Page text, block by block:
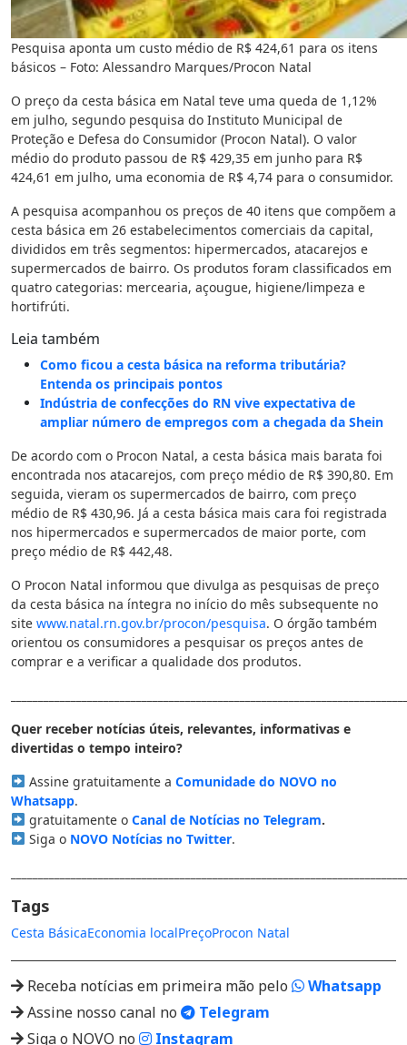
Pesquisa aponta um custo médio de R$ 424,61 para os itens
básicos – Foto: Alessandro Marques/Procon Natal
O preço da cesta básica em Natal teve uma queda de 1,12%
em julho, segundo pesquisa do Instituto Municipal de
Proteção e Defesa do Consumidor (Procon Natal). O valor
médio do produto passou de R$ 429,35 em junho para R$
424,61 em julho, uma economia de R$ 4,74 para o consumidor.
A pesquisa acompanhou os preços de 40 itens que compõem a
cesta básica em 26 estabelecimentos comerciais da capital,
divididos em três segmentos: hipermercados, atacarejos e
supermercados de bairro. Os produtos foram classificados em
quatro categorias: mercearia, açougue, higiene/limpeza e
hortifrúti.
Leia também
Como ficou a cesta básica na reforma tributária?
Entenda os principais pontos
Indústria de confecções do RN vive expectativa de
ampliar número de empregos com a chegada da Shein
De acordo com o Procon Natal, a cesta básica mais barata foi
encontrada nos atacarejos, com preço médio de R$ 390,80. Em
seguida, vieram os supermercados de bairro, com preço
médio de R$ 430,96. Já a cesta básica mais cara foi registrada
nos hipermercados e supermercados de maior porte, com
preço médio de R$ 442,48.
O Procon Natal informou que divulga as pesquisas de preço
da cesta básica na íntegra no início do mês subsequente no
site www.natal.rn.gov.br/procon/pesquisa. O órgão também
orientou os consumidores a pesquisar os preços antes de
comprar e a verificar a qualidade dos produtos.
Quer receber notícias úteis, relevantes, informativas e
divertidas o tempo inteiro?
Assine gratuitamente a Comunidade do NOVO no
Whatsapp.
gratuitamente o Canal de Notícias no Telegram.
Siga o NOVO Notícias no Twitter.
Tags
Cesta BásicaEconomia localPreçoProcon Natal
Receba notícias em primeira mão pelo
Whatsapp
Assine nosso canal no
Telegram
Siga o NOVO no
Instagram